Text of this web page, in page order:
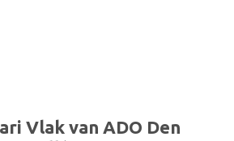
Vlak van ADO Den